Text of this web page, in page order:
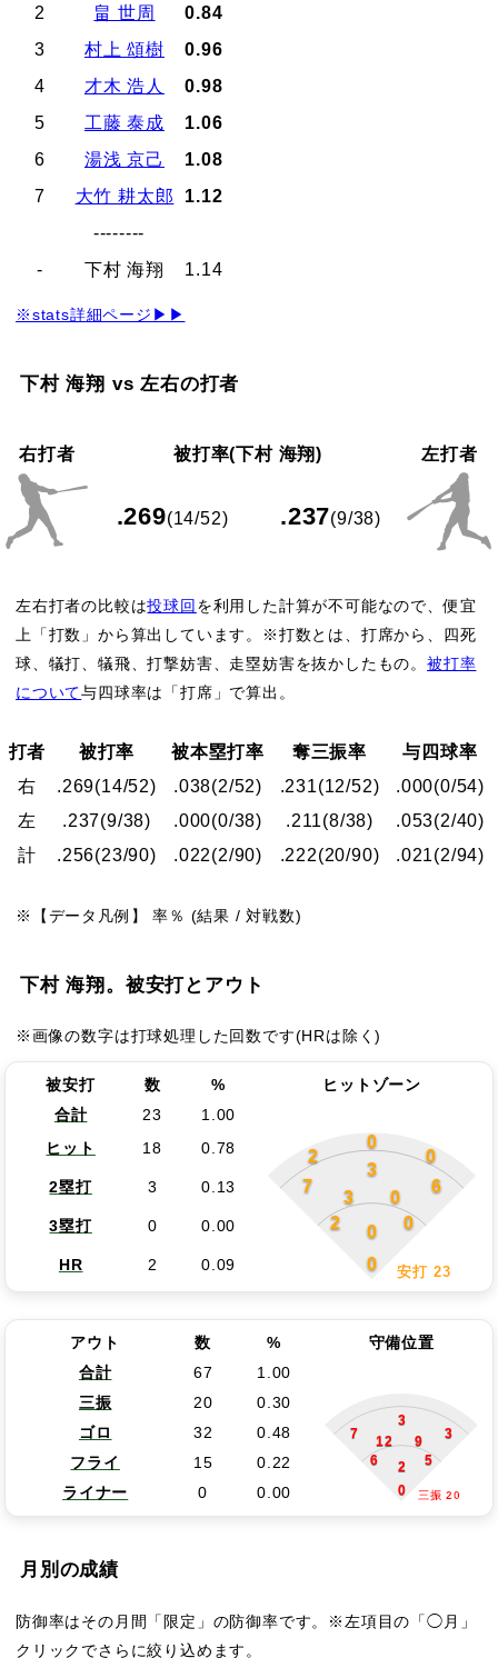
2
畠 世周
0.84
3
村上 頌樹
0.96
4
才木 浩人
0.98
5
工藤 泰成
1.06
6
湯浅 京己
1.08
7
大竹 耕太郎
1.12
--------
-
下村 海翔 1.14
※stats詳細ページ▶▶
下村 海翔 vs 左右の打者
右打者 被打率(下村 海翔) 左打者
.269(14/52) .237(9/38)
左右打者の比較は投球回を利用した計算が不可能なので、便宜
上「打数」から算出しています。※打数とは、打席から、四死
球、犠打、犠飛、打撃妨害、走塁妨害を抜かしたもの。被打率
について与四球率は「打席」で算出。
打者 被打率 被本塁打率 奪三振率
与四球率
右
.269(14/52) .038(2/52) .231(12/52) .000(0/54)
左
.237(9/38) .000(0/38) .211(8/38) .053(2/40)
計
.256(23/90) .022(2/90) .222(20/90) .021(2/94)
※【データ凡例】 率％ (結果 / 対戦数)
下村 海翔。被安打とアウト
※画像の数字は打球処理した回数です(HRは除く)
被安打 数 %
ヒットゾーン
合計
23
1.00
ヒット
18 0.78 2
0
0
7
3
6
3
0
2
0
0
0
安打 23
2塁打 3 0.13
3塁打 0 0.00
HR 2 0.09
アウト 数 %
守備位置
合計
67
1.00
三振
20 0.30
7
3
3
12
9
6
5
2
0 三振 20
ゴロ 32
0.48
フライ
15
0.22
ライナー
0 0.00
月別の成績
防御率はその月間「限定」の防御率です。※左項目の「◯月」
クリックでさらに絞り込めます。